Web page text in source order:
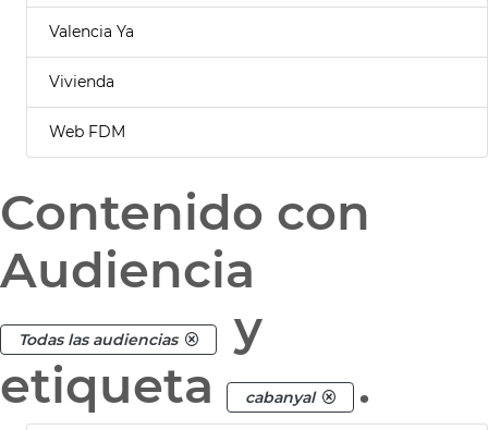
Valencia Ya
Vivienda
Web FDM
Contenido con
Audiencia
Todas las audiencias
y
etiqueta
cabanyal .